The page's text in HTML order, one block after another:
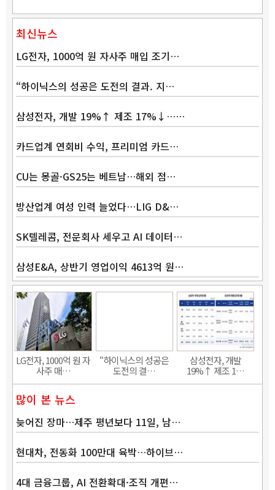
최신뉴스
LG전자, 1000억 원 자사주 매입 조기…
“하이닉스의 성공은 도전의 결과. 지…
삼성전자, 개발 19%↑ 제조 17%↓……
카드업계 연회비 수익, 프리미엄 카드…
CU는 몽골·GS25는 베트남…해외 점…
방산업계 여성 인력 늘었다…LIG D&…
SK텔레콤, 전문회사 세우고 AI 데이터…
삼성E&A, 상반기 영업이익 4613억 원…
LG전자, 1000억 원 자
사주 매…
“하이닉스의 성공은
도전의 결…
삼성전자, 개발
19%↑ 제조 1…
많이 본 뉴스
늦어진 장마…제주 평년보다 11일, 남…
현대차, 전동화 100만대 육박…하이브…
4대 금융그룹, AI 전환확대·조직 개편…